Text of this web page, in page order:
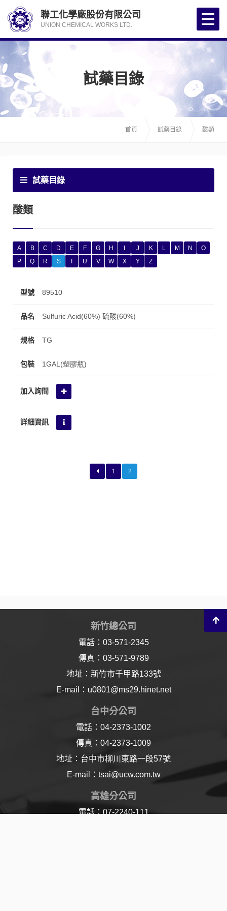
試藥目錄
首頁 試藥目錄 酸類
試藥目錄
酸類
A B C D E F G H J K L M N
O
P
Q R S T U V W X Y Z
89510
Sulfuric Acid(60%) 硫酸(60%)
TG
1GAL(塑膠瓶)
1 2
新竹總公司
電話：03-571-2345
傳真：03-571-9789
地址：新竹市千甲路133號
E-mail：u0801@ms29.hinet.net
台中分公司
電話：04-2373-1002
傳真：04-2373-1009
地址：台中市柳川東路一段57號
E-mail：tsai@ucw.com.tw
高雄分公司
電話：07-2240-111
聯工化學廠股份有限公司
UNION CHEMICAL WORKS LTD.